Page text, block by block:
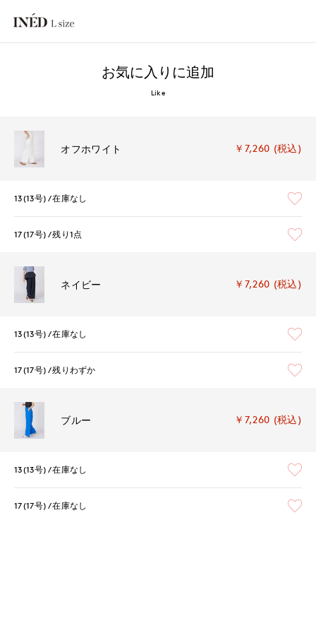
お気に入りに追加
Like
オフホワイト ￥7,260 (税込)
13(13号) 在庫なし
17(17号) 残り1点
ネイビー ￥7,260 (税込)
13(13号) 在庫なし
17(17号) 残りわずか
ブルー ￥7,260 (税込)
13(13号) 在庫なし
17(17号) 在庫なし